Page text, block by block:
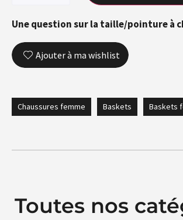
Une question sur la taille/pointure à
Ajouter à ma wishlist
Chaussures femme Baskets Baskets
Toutes nos